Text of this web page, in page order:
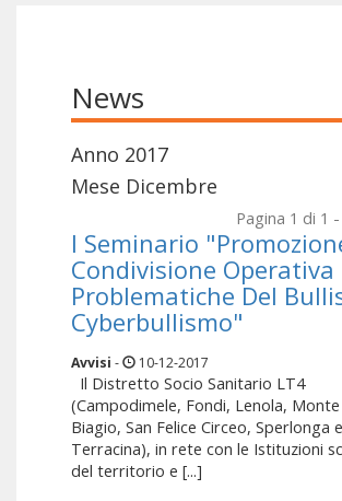
News
Anno 2017
Mese Dicembre
Pagina 1 di 1
I Seminario
Condivisione Operativa
Problematiche Del
Cyberbullismo"
Avvisi - 10-12-2017
Il Distretto Socio Sanitario LT4
(Campodimele, Fondi, Lenola, Monte
Biagio, San Felice Circeo, Sperlonga e
Terracina), in rete con le Istituzioni
del territorio e [...]